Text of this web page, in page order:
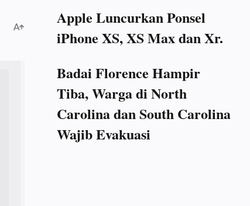
Apple Luncurkan Ponsel
iPhone XS, XS Max dan Xr.
Badai Florence Hampir
Tiba, Warga di North
Carolina dan South Carolina
Wajib Evakuasi